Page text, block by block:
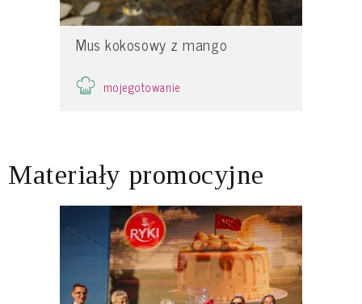
Mus kokosowy z mango
mojegotowanie
Materiały promocyjne